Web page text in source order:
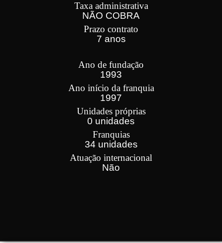
Taxa administrativa
NÃO COBRA
Prazo contrato
7 anos
Ano de fundação
1993
Ano início da franquia
1997
Unidades próprias
0 unidades
Franquias
34 unidades
Atuação internacional
Não